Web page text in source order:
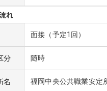
れ
面接（予定1回）
分 随時
名 福岡中央公共職業安定